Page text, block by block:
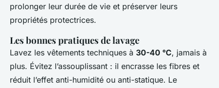
prolonger leur durée de vie et préserver leurs
propriétés protectrices.
Les bonnes pratiques de lavage
Lavez les vêtements techniques à 30-40 °C, jamais à
plus. Évitez l’assouplissant : il encrasse les fibres et
réduit l’effet anti-humidité ou anti-statique. Le